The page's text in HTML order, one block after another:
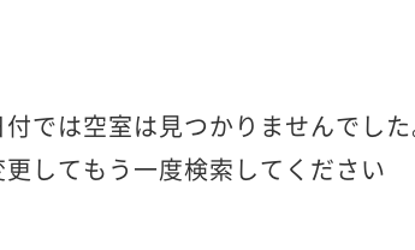
では空室は見つかりませんでし
更してもう一度検索してください